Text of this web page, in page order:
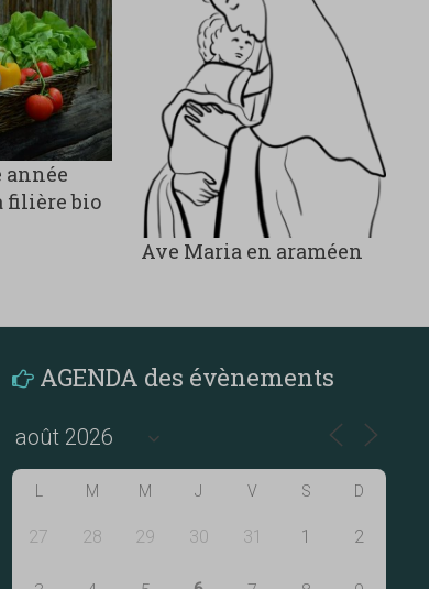
filière bio
Ave Maria en araméen
AGENDA des évènements
M M J V S D
27 28 29 30 31 1 2